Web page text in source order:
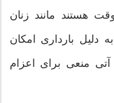
هستند مانند زنان
دلیل بارداری امکان
آتی منعی برای اعزام